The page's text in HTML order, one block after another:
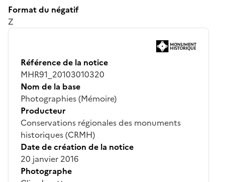
Format du négatif
Z
Référence de la notice
MHR91_20103010320
Nom de la base
Photographies (Mémoire)
Producteur
Conservations régionales des monuments
historiques (CRMH)
Date de création de la notice
20 janvier 2016
Photographe